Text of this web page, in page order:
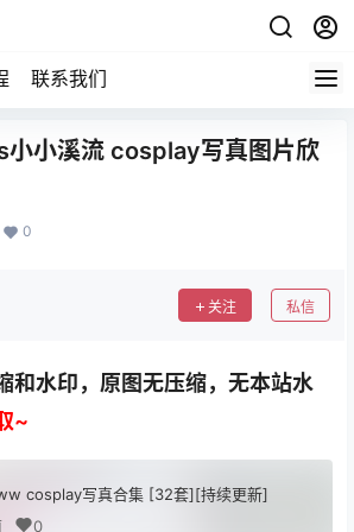
联系我们
小溪流 cosplay写真图片欣
0
关注 私信
和水印，原图无压缩，无本站水
~
cosplay写真合集 [32套][持续更新]
0